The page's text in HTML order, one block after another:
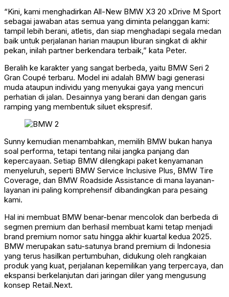
“Kini, kami menghadirkan All-New BMW X3 20 xDrive M Sport
sebagai jawaban atas semua yang diminta pelanggan kami:
tampil lebih berani, atletis, dan siap menghadapi segala medan
baik untuk perjalanan harian maupun liburan singkat di akhir
pekan, inilah partner berkendara terbaik,” kata Peter.
Beralih ke karakter yang sangat berbeda, yaitu BMW Seri 2
Gran Coupé terbaru. Model ini adalah BMW bagi generasi
muda ataupun individu yang menyukai gaya yang mencuri
perhatian di jalan. Desainnya yang berani dan dengan garis
ramping yang membentuk siluet ekspresif.
Sunny kemudian menambahkan, memilih BMW bukan hanya
soal performa, tetapi tentang nilai jangka panjang dan
kepercayaan. Setiap BMW dilengkapi paket kenyamanan
menyeluruh, seperti BMW Service Inclusive Plus, BMW Tire
Coverage, dan BMW Roadside Assistance di mana layanan-
layanan ini paling komprehensif dibandingkan para pesaing
kami.
Hal ini membuat BMW benar-benar mencolok dan berbeda di
segmen premium dan berhasil membuat kami tetap menjadi
brand premium nomor satu hingga akhir kuartal kedua 2025.
BMW merupakan satu-satunya brand premium di Indonesia
yang terus hasilkan pertumbuhan, didukung oleh rangkaian
produk yang kuat, perjalanan kepemilikan yang terpercaya, dan
ekspansi berkelanjutan dari jaringan diler yang mengusung
konsep Retail.Next.